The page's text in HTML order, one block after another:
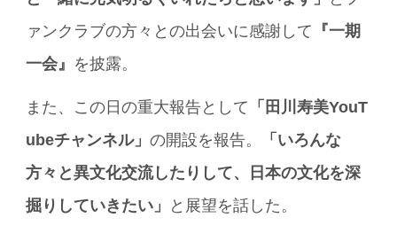
ァンクラブの方々との出会いに感謝して
『一期
一会』 を披露。
また、この日の重大報告として 「田川寿美YouT
ubeチャンネル」の開設を報告。
「いろんな
方々と異文化交流したりして、日本の文化を深
掘りしていきたい」
と展望を話した。